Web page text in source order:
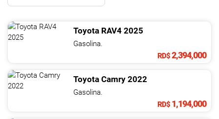
TU
CARRO
NOTICIAS
Toyota RAV4 2025
Gasolina.
RD$2,394,000
Toyota Camry 2022
Gasolina.
RD$ 1,194,000